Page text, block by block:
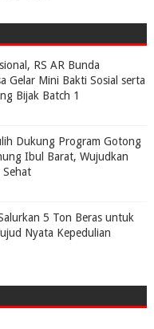
RS AR Bunda
Gelar Mini Bakti Sosial serta
Bijak Batch 1
Dukung Program Gotong
Ibul Barat, Wujudkan
Sehat
5 Ton Beras untuk
Nyata Kepedulian